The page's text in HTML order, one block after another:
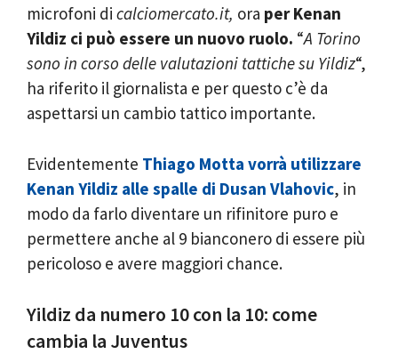
microfoni di calciomercato.it, ora per Kenan
Yildiz ci può essere un nuovo ruolo. “A Torino
sono in corso delle valutazioni tattiche su Yildiz“,
ha riferito il giornalista e per questo c’è da
aspettarsi un cambio tattico importante.
Evidentemente Thiago Motta vorrà utilizzare
Kenan Yildiz alle spalle di Dusan Vlahovic, in
modo da farlo diventare un rifinitore puro e
permettere anche al 9 bianconero di essere più
pericoloso e avere maggiori chance.
Yildiz da numero 10 con la 10: come
cambia la Juventus